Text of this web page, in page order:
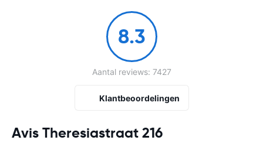
Avis Theresiastraat 216
8.3
Aantal reviews: 7427
Klantbeoordelingen